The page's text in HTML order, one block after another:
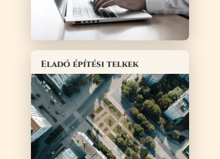
Eladó építési telkek